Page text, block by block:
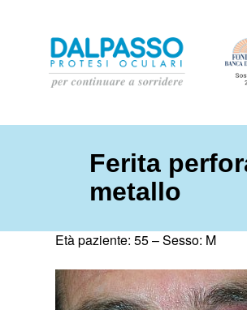
Ferita
metallo
Età paziente: 55 –Sesso: M